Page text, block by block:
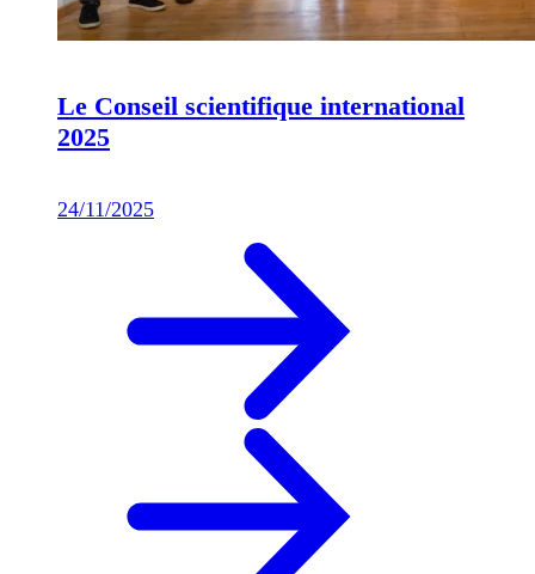
Le Conseil scientifique international
2025
24/11/2025